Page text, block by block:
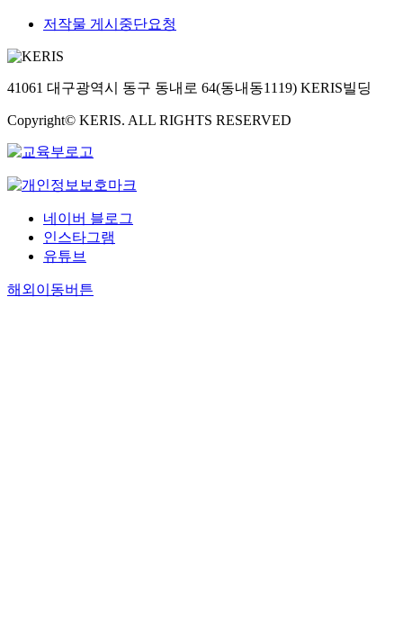
저작물 게시중단요청
41061 대구광역시 동구 동내로 64(동내동1119) KERIS빌딩
Copyright© KERIS. ALL RIGHTS RESERVED
네이버 블로그
인스타그램
유튜브
해외이동버튼